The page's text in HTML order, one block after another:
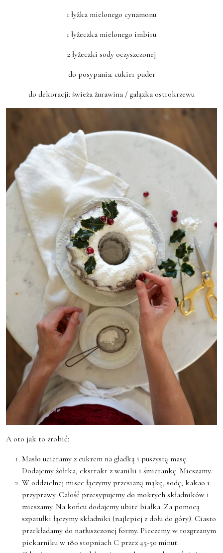
1 łyżka mielonego cynamonu
1 łyżeczka mielonego imbiru
2 łyżeczki sody oczyszczonej
do posypania: cukier puder
do dekoracji: świeża żurawina / gałązka ostrokrzewu
A oto jak to zrobić:
Masło ucieramy z cukrem na gładką i puszystą masę.
Dodajemy żółtka, ekstrakt z wanilii i śmietankę. Mieszamy.
W oddzielnej misce łączymy przesianą mąkę, sodę, kakao i
przyprawy. Całość przesypujemy do mokrych składników i
mieszamy. Na końcu dodajemy ubite białka. Za pomocą
szpatułki łączymy składniki (najlepiej z dołu do góry). Ciasto
przekładamy do natłuszczonej formy. Pieczemy w rozgrzanym
piekarniku w 180 stopniach C przez 45-50 minut.